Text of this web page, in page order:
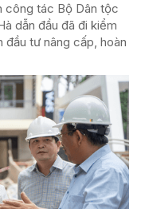
công tác Bộ Dân tộc
dẫn đầu đã đi kiểm
tư nâng cấp, hoàn